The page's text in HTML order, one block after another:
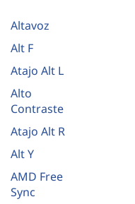
Altavoz
Alt F
Atajo Alt L
Alto
Contraste
Atajo Alt R
Alt Y
AMD Free
Sync